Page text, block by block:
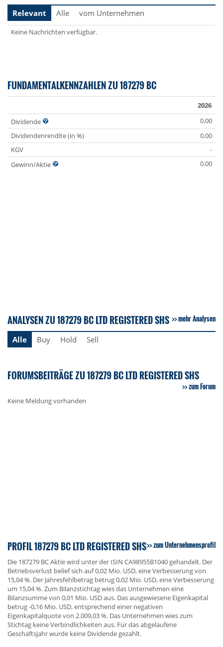
Relevant
Alle vom Unternehmen
Keine Nachrichten verfügbar.
FUNDAMENTALKENNZAHLEN ZU 187279 BC
2026
Dividende
0.00
Dividendenrendite (in %)
0.00
KGV
-
Gewinn/Aktie
0.00
ANALYSEN ZU 187279 BC LTD REGISTERED SHS mehr Analysen
Alle Buy Hold Sell
FORUMSBEITRÄGE ZU 187279 BC LTD REGISTERED SHS
zum Forum
Keine Meldung vorhanden
PROFIL 187279 BC LTD REGISTERED SHS zum Unternehmensprofil
Die 187279 BC Aktie wird unter der ISIN CA98955B1040 gehandelt. Der
Betriebsverlust belief sich auf 0,02 Mio. USD, eine Verbesserung von
15,04 %. Der Jahresfehlbetrag betrug 0,02 Mio. USD, eine Verbesserung
um 15,04 %. Zum Bilanzstichtag wies das Unternehmen eine
Bilanzsumme von 0,01 Mio. USD aus. Das ausgewiesene Eigenkapital
betrug -0,16 Mio. USD, entsprechend einer negativen
Eigenkapitalquote von 2.009,03 %. Das Unternehmen wies zum
Stichtag keine Verbindlichkeiten aus. Für das abgelaufene
Geschäftsjahr wurde keine Dividende gezahlt.